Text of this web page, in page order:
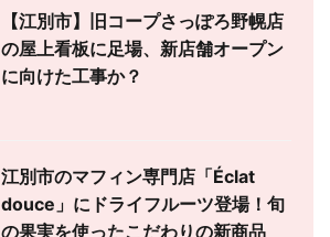
【江別市】旧コープさっぽろ野幌店
の屋上看板に足場、新店舗オープン
に向けた工事か？
江別市のマフィン専門店「Éclat
douce」にドライフルーツ登場！旬
の果実を使ったこだわりの新商品